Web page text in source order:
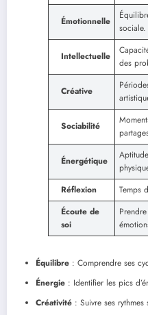
Émotionnelle
sociale.
Intellectuelle
des
Créative
Sociabilité
Énergétique
Réflexion
Temps
Écoute de
soi
Équilibre : Comprendre ses
Énergie : Identifier les pics
Créativité : Suivre ses